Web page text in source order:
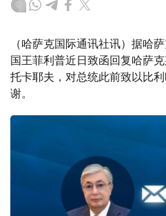
（哈萨克国际通讯社讯）据哈
国王菲利普近日致函回复哈萨
托卡耶夫，对总统此前致以比
谢。